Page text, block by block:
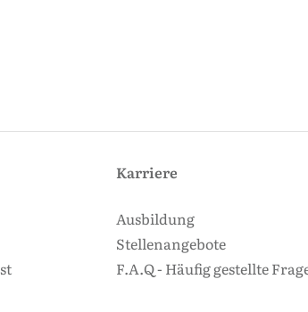
Karriere
Ausbildung
Stellenangebote
F.A.Q - Häufig gestellte